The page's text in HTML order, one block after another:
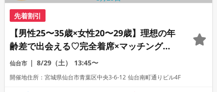
先着割引
【男性25〜35歳×女性20〜29歳】理想の年
齢差で出会える♡完全着席×マッチングゲ
ーム付きマッチングコン
仙台市 8/29（土） 13:45〜
開催地住所：宮城県仙台市青葉区中央3-6-12 仙台南町通りビル4F